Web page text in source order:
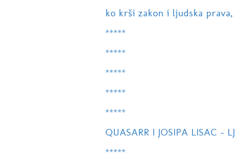
ko krši zakon i ljudska prava,
*****
*****
*****
*****
*****
QUASARR I JOSIPA LISAC -
*****